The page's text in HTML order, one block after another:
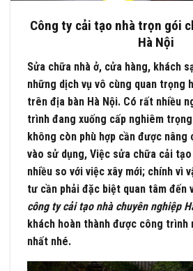
Công ty cải tạo nhà trọn gói
Hà Nội
Sửa chữa nhà ở, cửa hàng, khách
những dịch vụ vô cùng quan trọng
trên địa bàn Hà Nội. Có rất nhiều
trình đang xuống cấp nghiêm
không còn phù hợp cần được
vào sử dụng, Việc sửa chữa cải
nhiều so với việc xây mới; chính vì
tư cần phải đặc biệt quan tâm đến
công ty cải tạo nhà chuyên nghiệp
khách hoàn thành được công trình
nhất nhé.